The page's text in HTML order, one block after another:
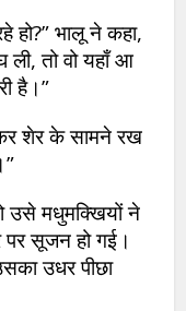
हो?” भालू ने कहा,
तो वो यहाँ आ
है।”
शेर के सामने रख
उसे मधुमक्खियों ने
सूजन हो गई।
उधर पीछा